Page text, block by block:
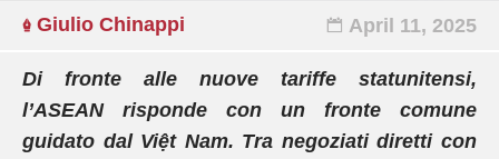
Giulio Chinappi April 11, 2025
Di fronte alle nuove tariffe statunitensi,
l’ASEAN risponde con un fronte comune
guidato dal Việt Nam. Tra negoziati diretti con